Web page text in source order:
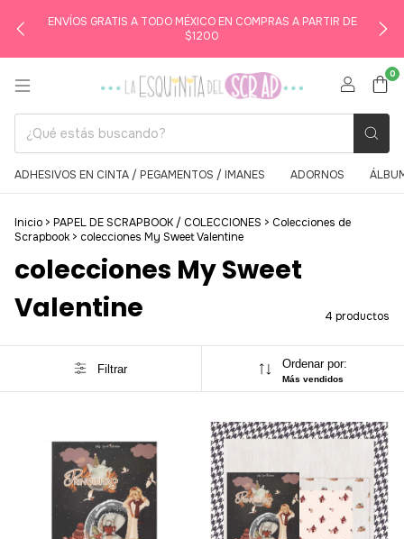
ENVÍOS GRATIS A TODO MÉXICO EN COMPRAS A PARTIR DE
$1200
0
ADHESIVOS EN CINTA / PEGAMENTOS / IMANES ADORNOS
Inicio > PAPEL DE SCRAPBOOK / COLECCIONES > Colecciones de
Scrapbook > colecciones My Sweet Valentine
colecciones My Sweet
Valentine
4 productos
Filtrar Ordenar por:
Más vendidos